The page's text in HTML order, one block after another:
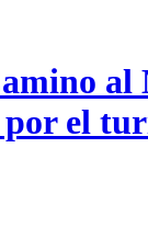
el